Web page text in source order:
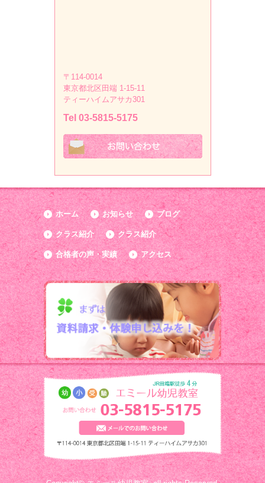
〒114-0014
東京都北区田端 1-15-11
ティーハイムアサカ301
Tel 03-5815-5175
ホーム お知らせ ブログ
クラス紹介 クラス紹介
合格者の声・実績 アクセス